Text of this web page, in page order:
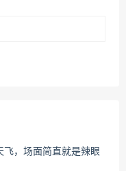
飞，场面简直就是辣眼